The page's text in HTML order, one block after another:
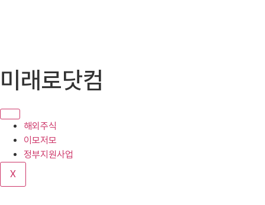
텐
로
기
미래로닷컴
해외주식
이모저모
정부지원사업
X